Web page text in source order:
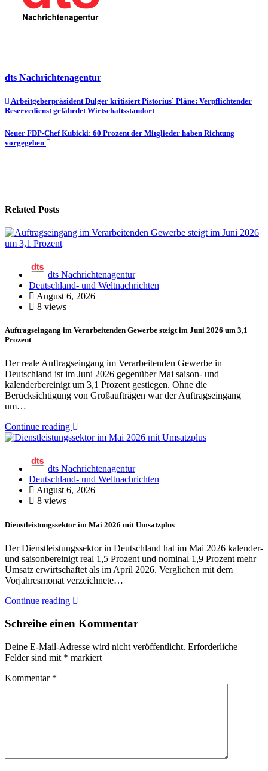
dts Nachrichtenagentur
Beitragsnavigation
Arbeitgeberpräsident Dulger kritisiert Pistorius` Pläne: Verpflichtender
Reservedienst gefährdet Wirtschaftsstandort
Neuer FDP-Chef Kubicki: 60 Prozent der Mitglieder haben Richtung
vorgegeben
Related Posts
dts Nachrichtenagentur
Deutschland- und Weltnachrichten
August 6, 2026
8 views
Auftragseingang im Verarbeitenden Gewerbe steigt im Juni 2026 um 3,1
Prozent
Der reale Auftragseingang im Verarbeitenden Gewerbe in
Deutschland ist im Juni 2026 gegenüber Mai saison- und
kalenderbereinigt um 3,1 Prozent gestiegen. Ohne die
Berücksichtigung von Großaufträgen war der Auftragseingang
um…
Continue reading
dts Nachrichtenagentur
Deutschland- und Weltnachrichten
August 6, 2026
8 views
Dienstleistungssektor im Mai 2026 mit Umsatzplus
Der Dienstleistungssektor in Deutschland hat im Mai 2026 kalender-
und saisonbereinigt real 1,5 Prozent und nominal 1,9 Prozent mehr
Umsatz erwirtschaftet als im April 2026. Verglichen mit dem
Vorjahresmonat verzeichnete…
Continue reading
Schreibe einen Kommentar
Deine E-Mail-Adresse wird nicht veröffentlicht. Erforderliche
Felder sind mit * markiert
Kommentar *